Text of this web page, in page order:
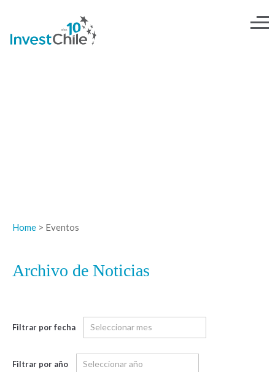
Home > Eventos
Archivo de Noticias
Filtrar por fecha
Filtrar por año